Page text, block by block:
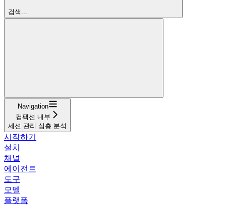
검색...
Navigation
컴팩션 내부
세션 관리 심층 분석
시작하기
설치
채널
에이전트
도구
모델
플랫폼